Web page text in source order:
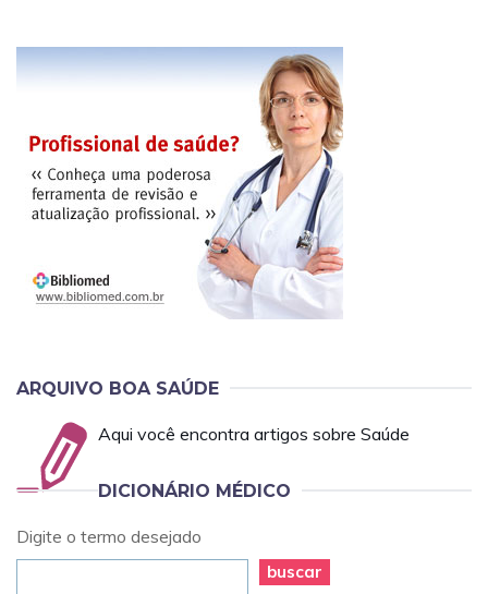
ARQUIVO BOA SAÚDE
Aqui você encontra artigos sobre Saúde
DICIONÁRIO MÉDICO
Digite o termo desejado
buscar